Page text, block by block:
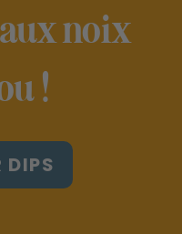
noix
!
DIPS